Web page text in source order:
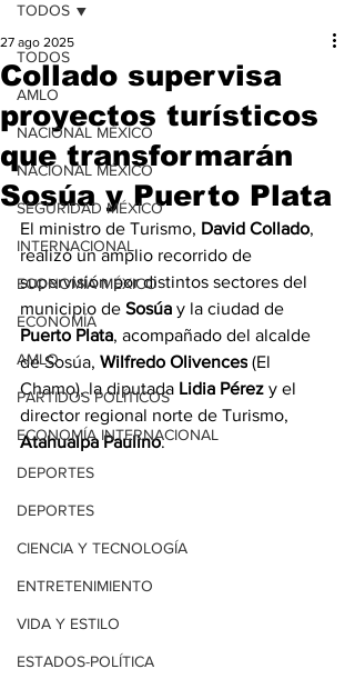
TODOS
AMLO
NACIONAL MÉXICO
NACIONAL MÉXICO
SEGURIDAD MÉXICO
INTERNACIONAL
ECONOMÍA MÉXICO
ECONOMÍA
AMLO
PARTIDOS POLÍTICOS
ECONOMÍA INTERNACIONAL
DEPORTES
DEPORTES
CIENCIA Y TECNOLOGÍA
ENTRETENIMIENTO
VIDA Y ESTILO
ESTADOS-POLÍTICA
TODOS
Collado supervisa
proyectos turísticos
que transformarán
Sosúa y Puerto Plata
27 ago 2025
El ministro de Turismo, David Collado,
realizó un amplio recorrido de
supervisión por distintos sectores del
municipio de Sosúa y la ciudad de
Puerto Plata, acompañado del alcalde
de Sosúa, Wilfredo Olivences (El
Chamo), la diputada Lidia Pérez y el
director regional norte de Turismo,
Atahualpa Paulino.